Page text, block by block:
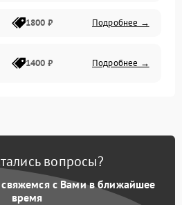
1800 ₽ Подробнее →
1400 ₽ Подробнее →
1500 ₽ Подробнее →
вопросы?
свяжемся с Вами в ближайшее
время